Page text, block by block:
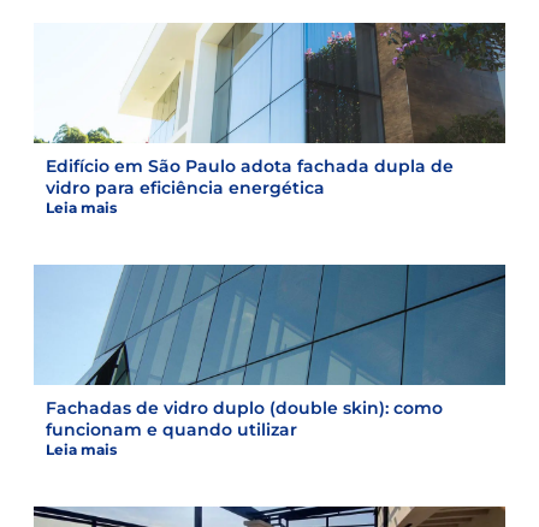
Edifício em São Paulo adota fachada dupla de
vidro para eficiência energética
Leia mais
Fachadas de vidro duplo (double skin): como
funcionam e quando utilizar
Leia mais